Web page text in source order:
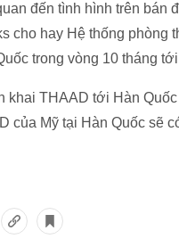
đến tình hình trên
cho hay Hệ thống
trong vòng 10 tháng
khai THAAD tới Hàn
của Mỹ tại Hàn Quốc sẽ